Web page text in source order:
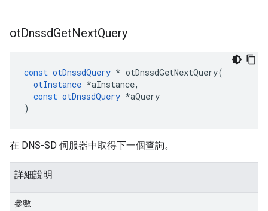
otDnssdGetNextQuery
const otDnssdQuery * otDnssdGetNextQuery(
otInstance *aInstance,
const otDnssdQuery *aQuery
)
在 DNS-SD 伺服器中取得下一個查詢。
詳細說明
參數